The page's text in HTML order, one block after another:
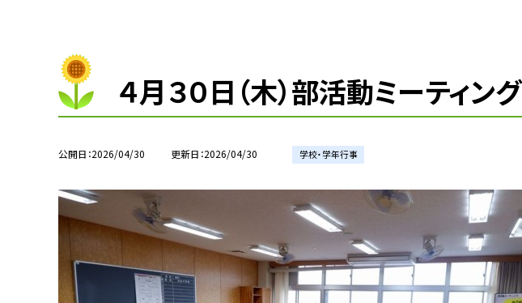
４月３０日（木）部活動ミーティング
公開日 2026/04/30 更新日 2026/04/30 学校・学年行事